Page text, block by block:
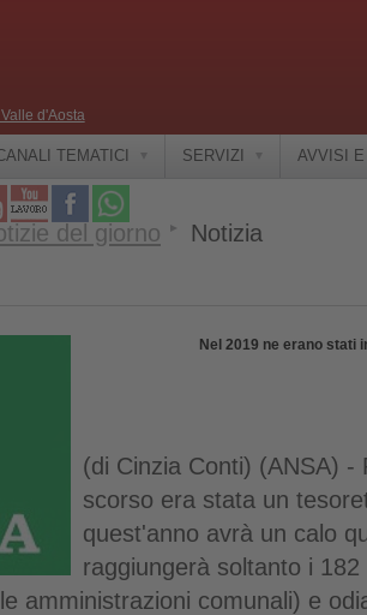
d'Aosta
TEMATICI SERVIZI AVVISI
del giorno Notizia
Nel 2019 ne erano stati
(di Cinzia Conti) (ANSA)
scorso era stata un
quest'anno avrà un calo
raggiungerà soltanto i
amministrazioni comunali) e